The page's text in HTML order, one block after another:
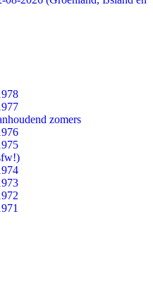
zomers